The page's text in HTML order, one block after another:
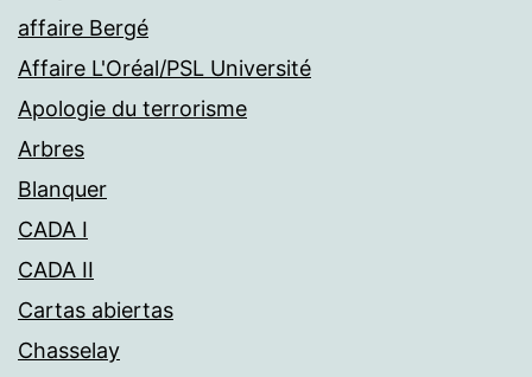
affaire Bergé
Affaire L'Oréal/PSL Université
Apologie du terrorisme
Arbres
Blanquer
CADA I
CADA II
Cartas abiertas
Chasselay